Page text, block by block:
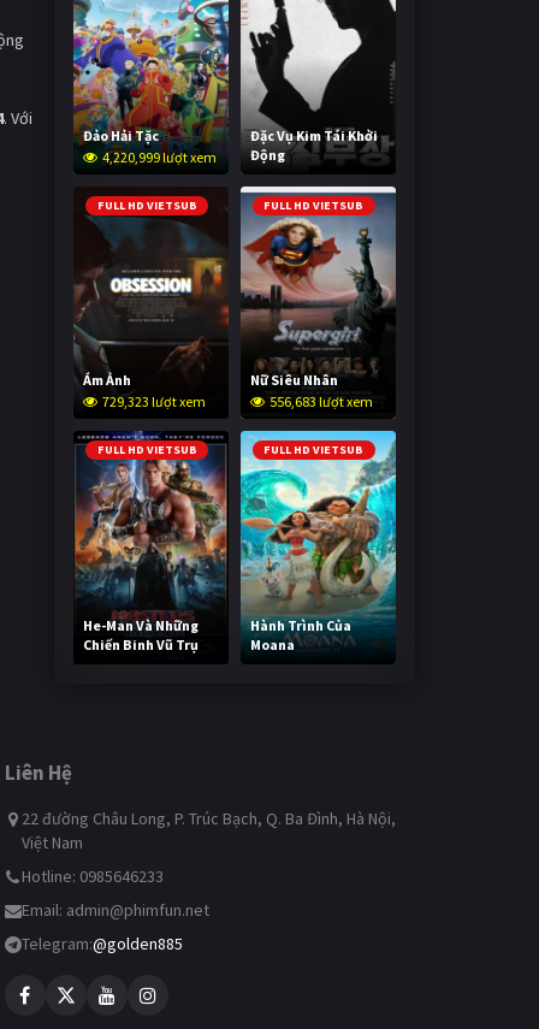
. Với
Đảo Hải Tặc
4,220,999 lượt xem
Đặc Vụ Kim Tái Khởi
Động
605,769 lượt xem
FULL HD VIETSUB
Ám Ảnh
729,323 lượt xem
FULL HD VIETSUB
Nữ Siêu Nhân
556,683 lượt xem
FULL HD VIETSUB
He-Man Và Những
Chiến Binh Vũ Trụ
247,521 lượt xem
FULL HD VIETSUB
Hành Trình Của
Moana
498,056 lượt xem
Liên Hệ
22 đường Châu Long, P. Trúc Bạch, Q. Ba Đình, Hà Nội,
Việt Nam
Hotline: 0985646233
Email: admin@phimfun.net
Telegram:@golden885